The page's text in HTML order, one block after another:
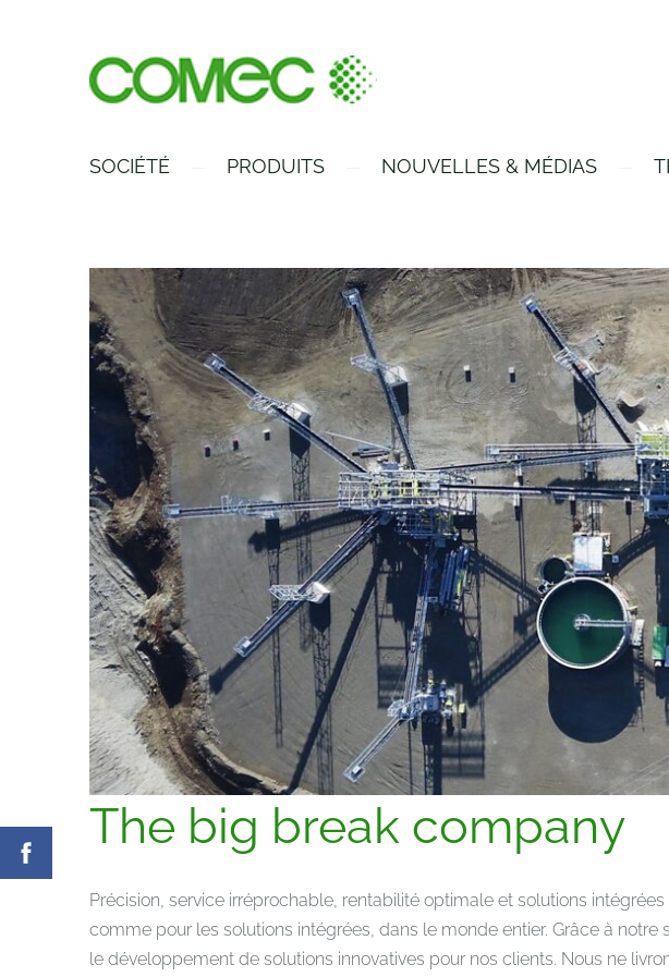
SOCIÉTÉ PRODUITS NOUVELLES & MÉDIAS
The big break company
Précision, service irréprochable, rentabilité optimale et solutions
comme pour les solutions intégrées, dans le monde entier. Grâce à
le développement de solutions innovatives pour nos clients. Nous ne